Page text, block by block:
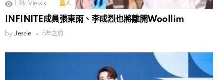
1.9k Views 藝人
INFINITE成員張東雨、李成烈也將離開Woollim
by Jessie 5年之前